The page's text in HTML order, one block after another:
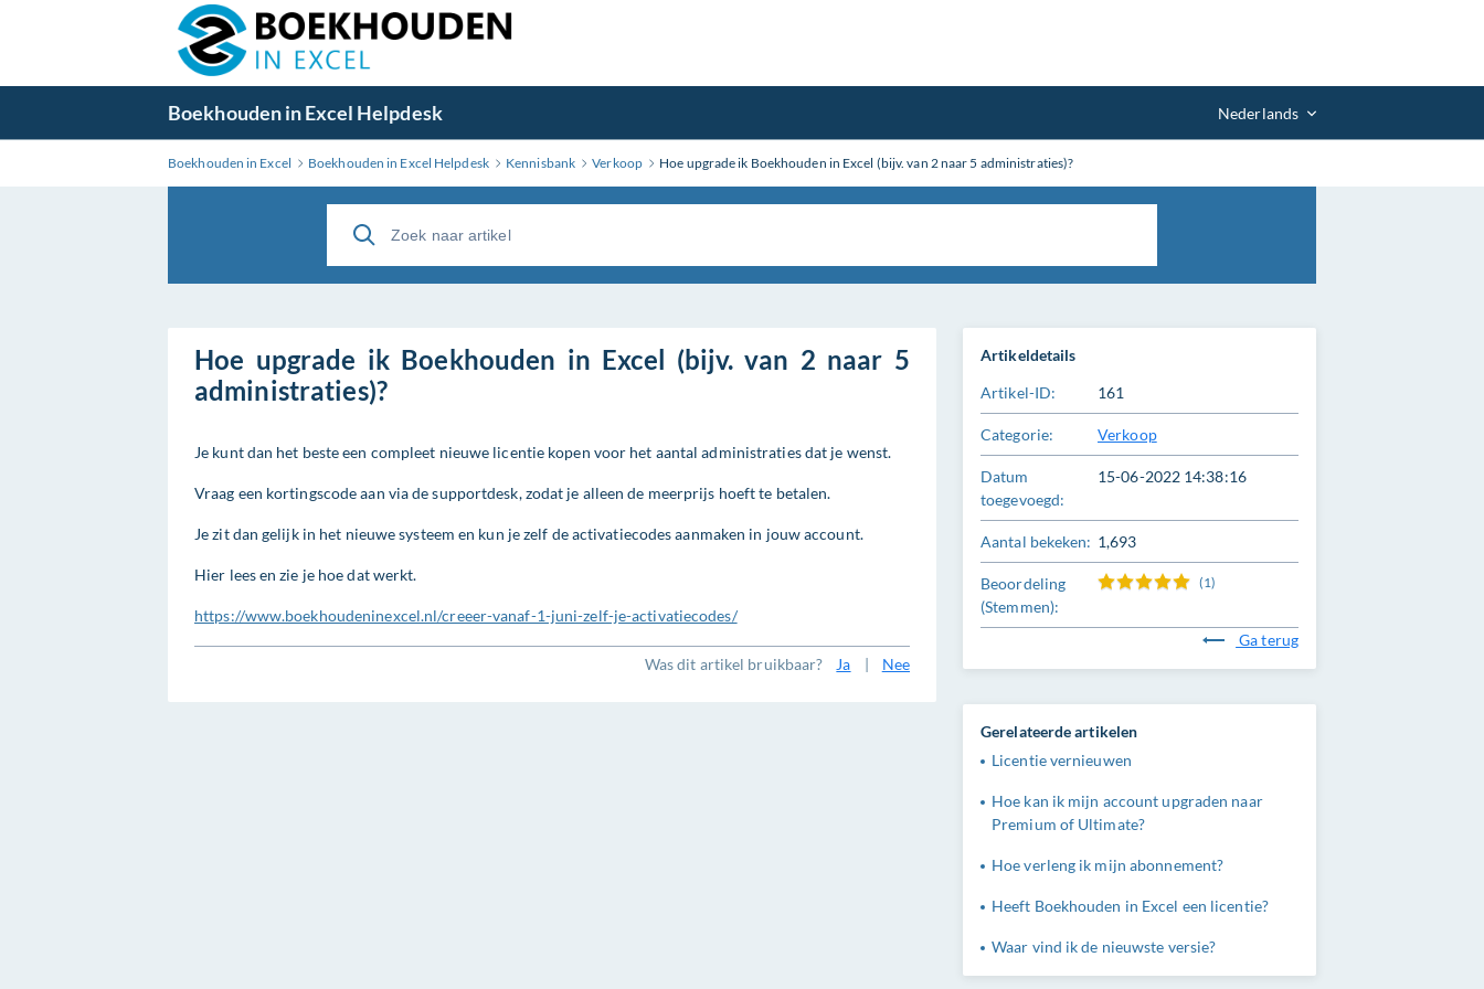
Boekhouden in Excel Helpdesk Nederlands
Boekhouden in Excel Boekhouden in Excel Helpdesk Kennisbank Verkoop Hoe upgrade ik Boekhouden in Excel (bijv. van 2 naar 5 administraties)?
Hoe upgrade ik Boekhouden in Excel (bijv. van 2 naar 5
administraties)?
Je kunt dan het beste een compleet nieuwe licentie kopen voor het aantal administraties dat je wenst.
Vraag een kortingscode aan via de supportdesk, zodat je alleen de meerprijs hoeft te betalen.
Je zit dan gelijk in het nieuwe systeem en kun je zelf de activatiecodes aanmaken in jouw account.
Hier lees en zie je hoe dat werkt.
https://www.boekhoudeninexcel.nl/creeer-vanaf-1-juni-zelf-je-activatiecodes/
Was dit artikel bruikbaar? Ja | Nee
Artikeldetails
Artikel-ID: 161
Categorie: Verkoop
Datum
toegevoegd:
15-06-2022 14:38:16
Aantal bekeken: 1,693
Beoordeling
(Stemmen):
(1)
Ga terug
Gerelateerde artikelen
Licentie vernieuwen
Hoe kan ik mijn account upgraden naar
Premium of Ultimate?
Hoe verleng ik mijn abonnement?
Heeft Boekhouden in Excel een licentie?
Waar vind ik de nieuwste versie?